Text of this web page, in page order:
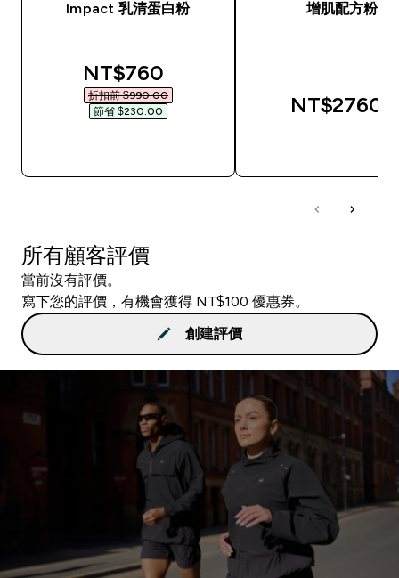
Impact 乳清蛋白粉
discounted price
NT$760‎
折扣前 $990.00‎
節省 $230.00‎
增肌配方粉
NT$2760‎
所有顧客評價
當前沒有評價。
寫下您的評價，有機會獲得 NT$100 優惠券。
創建評價